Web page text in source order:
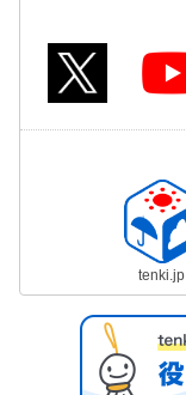
tenki.jp